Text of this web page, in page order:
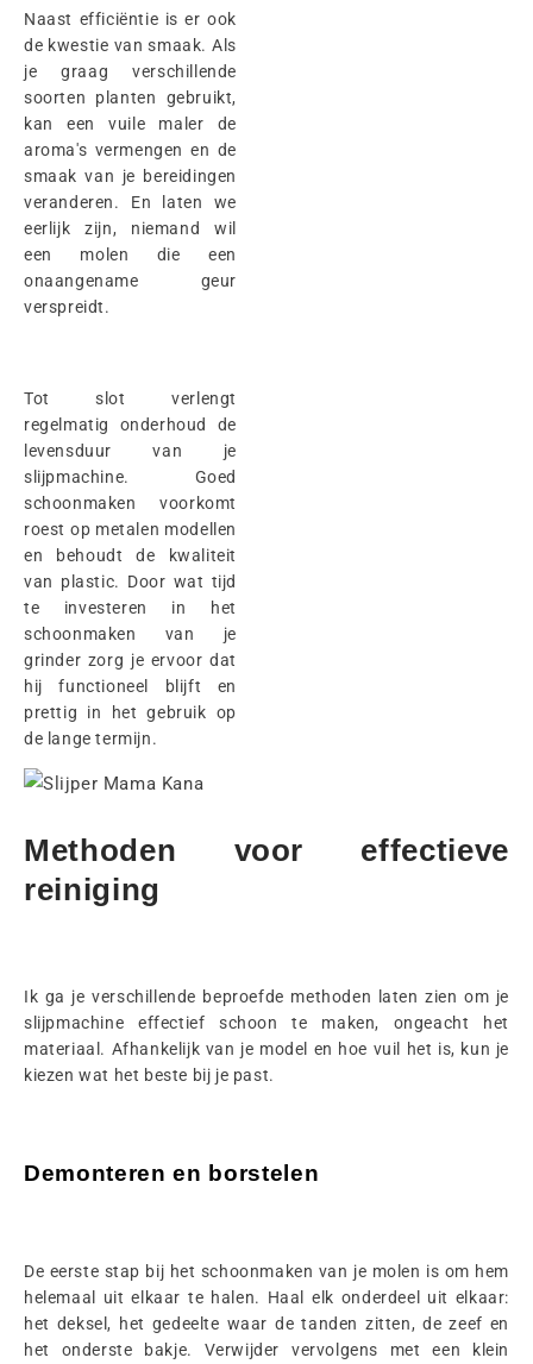
Naast efficiëntie is er ook
de kwestie van smaak. Als
je graag verschillende
soorten planten gebruikt,
kan een vuile maler de
aroma's vermengen en de
smaak van je bereidingen
veranderen. En laten we
eerlijk zijn, niemand wil
een molen die een
onaangename geur
verspreidt.
Tot slot verlengt
regelmatig onderhoud de
levensduur van je
slijpmachine. Goed
schoonmaken voorkomt
roest op metalen modellen
en behoudt de kwaliteit
van plastic. Door wat tijd
te investeren in het
schoonmaken van je
grinder zorg je ervoor dat
hij functioneel blijft en
prettig in het gebruik op
de lange termijn.
Methoden voor effectieve
reiniging
Ik ga je verschillende beproefde methoden laten zien om je
slijpmachine effectief schoon te maken, ongeacht het
materiaal. Afhankelijk van je model en hoe vuil het is, kun je
kiezen wat het beste bij je past.
Demonteren en borstelen
De eerste stap bij het schoonmaken van je molen is om hem
helemaal uit elkaar te halen. Haal elk onderdeel uit elkaar:
het deksel, het gedeelte waar de tanden zitten, de zeef en
het onderste bakje. Verwijder vervolgens met een klein